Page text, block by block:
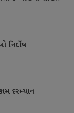
નિર્દોષ
દરમ્યાન